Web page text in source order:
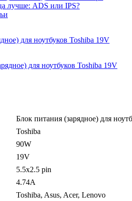
лучше: ADS или IPS?
для ноутбуков Toshiba 19V
Блок питания (зарядное) для
Toshiba
90W
19V
5.5x2.5 pin
4.74A
Toshiba, Asus, Acer, Lenovo